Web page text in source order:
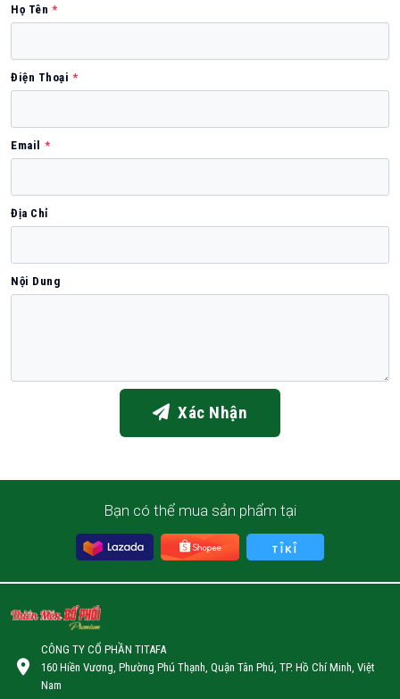
Họ Tên *
Điện Thoại *
Email *
Địa Chỉ
Nội Dung
Xác Nhận
Bạn có thể mua sản phẩm tại
CÔNG TY CỔ PHẦN TITAFA
160 Hiền Vương, Phường Phú Thạnh, Quận Tân Phú, TP. Hồ Chí Minh, Việt
Nam